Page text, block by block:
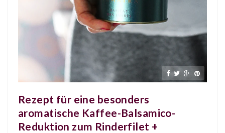
Rezept für eine besonders
aromatische Kaffee-Balsamico-
Reduktion zum Rinderfilet +